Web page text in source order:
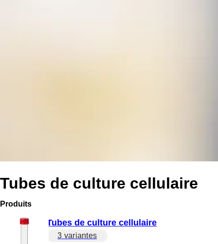
Tubes de culture cellulaire
Produits
Tubes de culture cellulaire
3 variantes